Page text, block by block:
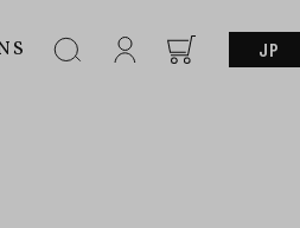
JP